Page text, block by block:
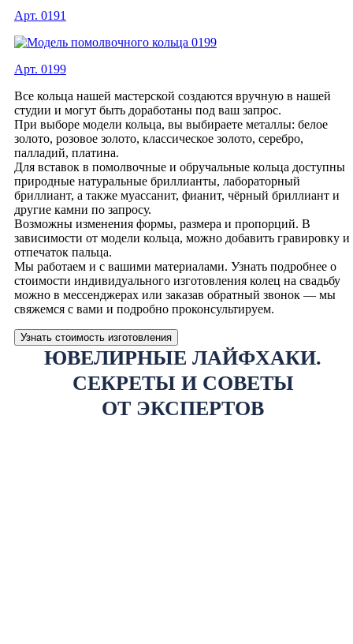
Арт. 0191
Арт. 0199
Все кольца нашей мастерской создаются вручную в нашей
студии и могут быть доработаны под ваш запрос.
При выборе модели кольца, вы выбираете металлы: белое
золото, розовое золото, классическое золото, серебро,
палладий, платина.
Для вставок в помолвочные и обручальные кольца доступны
природные натуральные бриллианты, лабораторный
бриллиант, а также муассанит, фианит, чёрный бриллиант и
другие камни по запросу.
Возможны изменения формы, размера и пропорций. В
зависимости от модели кольца, можно добавить гравировку и
отпечаток пальца.
Мы работаем и с вашими материалами. Узнать подробнее о
стоимости индивидуального изготовления колец на свадьбу
можно в мессенджерах или заказав обратный звонок — мы
свяжемся с вами и подробно проконсультируем.
Узнать стоимость изготовления
ЮВЕЛИРНЫЕ ЛАЙФХАКИ.
СЕКРЕТЫ И СОВЕТЫ
ОТ ЭКСПЕРТОВ